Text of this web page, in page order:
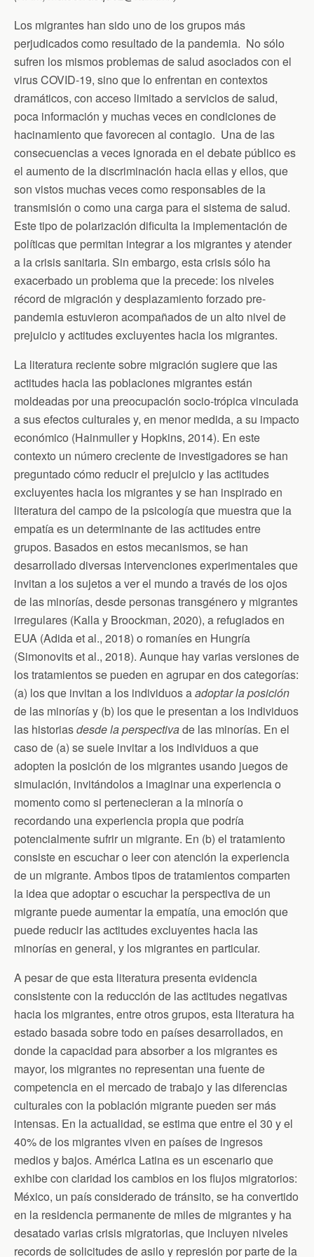
e
n
d
y
Los migrantes han sido uno de los grupos más
perjudicados como resultado de la pandemia. No sólo
sufren los mismos problemas de salud asociados con el
virus COVID-19, sino que lo enfrentan en contextos
dramáticos, con acceso limitado a servicios de salud,
poca información y muchas veces en condiciones de
hacinamiento que favorecen al contagio. Una de las
consecuencias a veces ignorada en el debate público es
el aumento de la discriminación hacia ellas y ellos, que
son vistos muchas veces como responsables de la
transmisión o como una carga para el sistema de salud.
Este tipo de polarización dificulta la implementación de
políticas que permitan integrar a los migrantes y atender
a la crisis sanitaria. Sin embargo, esta crisis sólo ha
exacerbado un problema que la precede: los niveles
récord de migración y desplazamiento forzado pre-
pandemia estuvieron acompañados de un alto nivel de
prejuicio y actitudes excluyentes hacia los migrantes.
La literatura reciente sobre migración sugiere que las
actitudes hacia las poblaciones migrantes están
moldeadas por una preocupación socio-trópica vinculada
a sus efectos culturales y, en menor medida, a su impacto
económico (Hainmuller y Hopkins, 2014). En este
contexto un número creciente de investigadores se han
preguntado cómo reducir el prejuicio y las actitudes
excluyentes hacia los migrantes y se han inspirado en
literatura del campo de la psicología que muestra que la
empatía es un determinante de las actitudes entre
grupos. Basados en estos mecanismos, se han
desarrollado diversas intervenciones experimentales que
invitan a los sujetos a ver el mundo a través de los ojos
de las minorías, desde personas transgénero y migrantes
irregulares (Kalla y Broockman, 2020), a refugiados en
EUA (Adida et al., 2018) o romaníes en Hungría
(Simonovits et al., 2018). Aunque hay varias versiones de
los tratamientos se pueden en agrupar en dos categorías:
(a) los que invitan a los individuos aadoptar la posición
de las minorías y (b) los que le presentan a los individuos
las historiasdesde la perspectivade las minorías. En el
caso de (a) se suele invitar a los individuos a que
adopten la posición de los migrantes usando juegos de
simulación, invitándolos a imaginar una experiencia o
momento como si pertenecieran a la minoría o
recordando una experiencia propia que podría
potencialmente sufrir un migrante. En (b) el tratamiento
consiste en escuchar o leer con atención la experiencia
de un migrante. Ambos tipos de tratamientos comparten
la idea que adoptar o escuchar la perspectiva de un
migrante puede aumentar la empatía, una emoción que
puede reducir las actitudes excluyentes hacia las
minorías en general, y los migrantes en particular.
A pesar de que esta literatura presenta evidencia
consistente con la reducción de las actitudes negativas
hacia los migrantes, entre otros grupos, esta literatura ha
estado basada sobre todo en países desarrollados, en
donde la capacidad para absorber a los migrantes es
mayor, los migrantes no representan una fuente de
competencia en el mercado de trabajo y las diferencias
culturales con la población migrante pueden ser más
intensas. En la actualidad, se estima que entre el 30 y el
40% de los migrantes viven en países de ingresos
medios y bajos. América Latina es un escenario que
exhibe con claridad los cambios en los flujos migratorios:
México, un país considerado de tránsito, se ha convertido
en la residencia permanente de miles de migrantes y ha
desatado varias crisis migratorias, que incluyen niveles
records de solicitudes de asilo y represión por parte de la